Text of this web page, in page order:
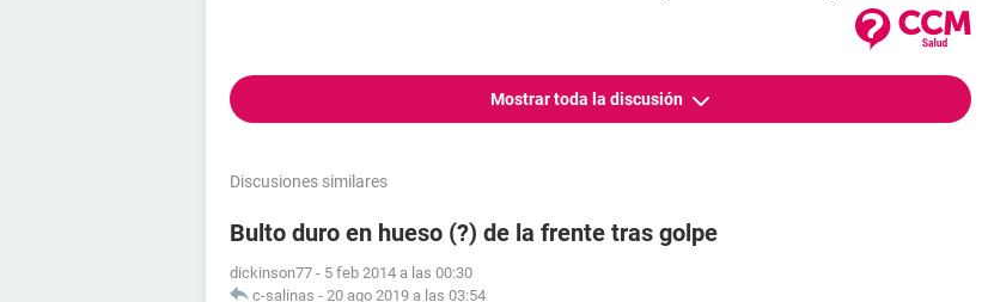
Mostrar toda la discusión
Discusiones similares
Bulto duro en hueso (?) de la frente tras golpe
dickinson77 - 5 feb 2014 a las 00:30
c-salinas - 20 ago 2019 a las 03:54